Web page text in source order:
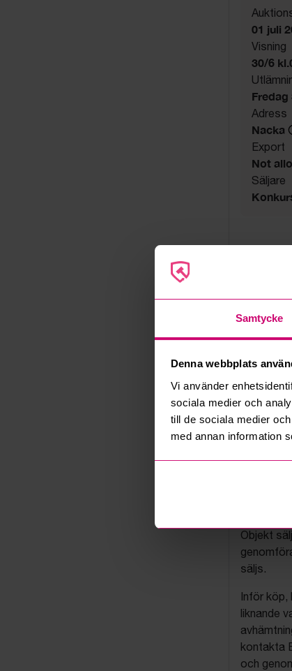
Samtycke
Denna webbplats
Vi använder
sociala medier och
till de sociala medier
med annan information
01 juli
Visning
30/6
Fredag
Adress
Nacka
Export
Not
Säljare
Budis
På
Objekt
säljs.
Inför köp,
liknande
kontakta
och